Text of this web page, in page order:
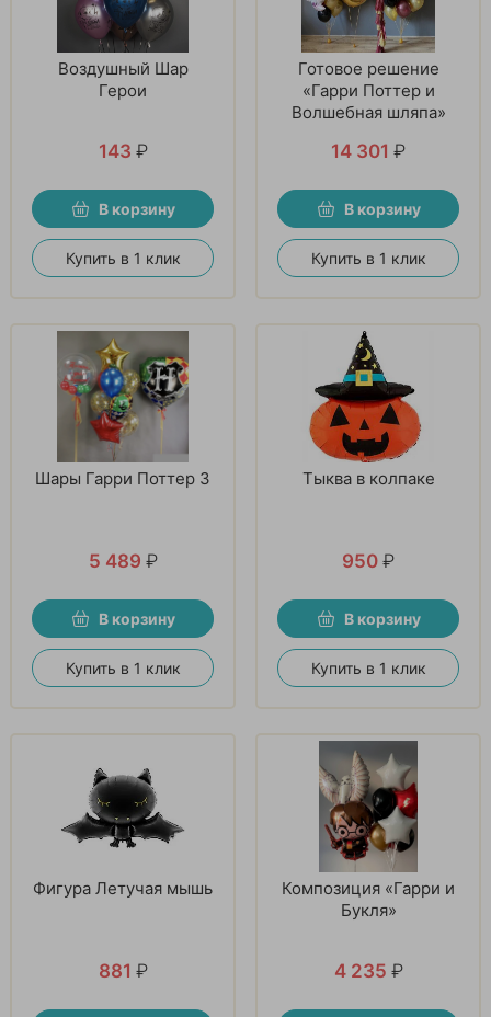
Воздушный Шар
Герои
143 ₽
В корзину
Купить в 1 клик
Готовое решение
«Гарри Поттер и
Волшебная шляпа»
14 301 ₽
В корзину
Купить в 1 клик
Шары Гарри Поттер 3
5 489 ₽
В корзину
Купить в 1 клик
Тыква в колпаке
950 ₽
В корзину
Купить в 1 клик
Фигура Летучая мышь
881 ₽
Композиция «Гарри и
Букля»
4 235 ₽